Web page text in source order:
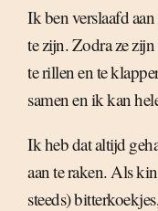
Ik ben verslaafd
te zijn. Zodra ze
te rillen en te
samen en ik kan
Ik heb dat altijd
aan te raken. Als
steeds)